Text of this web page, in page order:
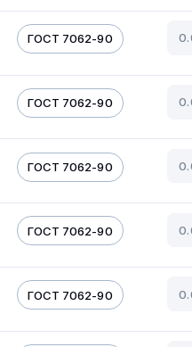
ГОСТ 7062-90
ГОСТ 7062-90
ГОСТ 7062-90
ГОСТ 7062-90
ГОСТ 7062-90